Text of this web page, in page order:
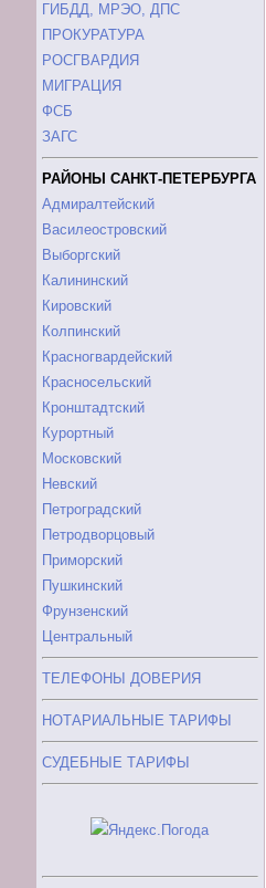
ГИБДД, МРЭО, ДПС
ПРОКУРАТУРА
РОСГВАРДИЯ
МИГРАЦИЯ
ФСБ
ЗАГС
РАЙОНЫ САНКТ-ПЕТЕРБУРГА
Адмиралтейский
Василеостровский
Выборгский
Калининский
Кировский
Колпинский
Красногвардейский
Красносельский
Кронштадтский
Курортный
Московский
Невский
Петроградский
Петродворцовый
Приморский
Пушкинский
Фрунзенский
Центральный
ТЕЛЕФОНЫ ДОВЕРИЯ
НОТАРИАЛЬНЫЕ ТАРИФЫ
СУДЕБНЫЕ ТАРИФЫ